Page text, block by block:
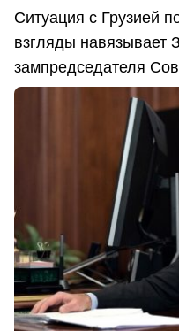
Ситуация с Грузией
взгляды навязывает
зампредседателя